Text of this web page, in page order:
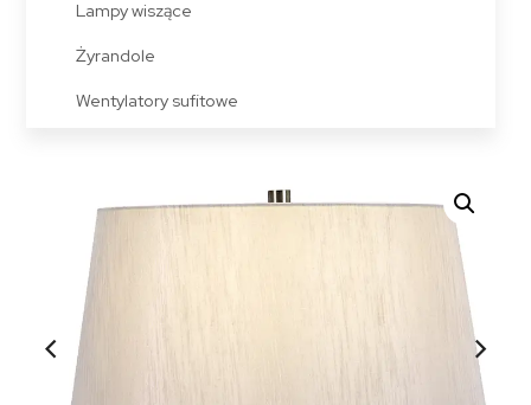
Lampy wiszące
Żyrandole
Wentylatory sufitowe